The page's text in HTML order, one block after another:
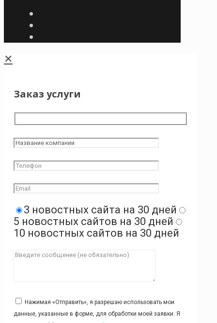
✕
Заказ услуги
3 новостных сайта на 30 дней
5 новостных сайтов на 30 дней
10 новостных сайтов на 30 дней
Нажимая «Отправить», я разрешаю использовать мои
данные, указанные в форме, для обработки моей заявки. Я